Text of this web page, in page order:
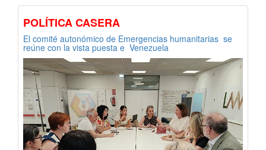
POLÍTICA CASERA
El comité autonómico de Emergencias humanitarias se
reúne con la vista puesta e Venezuela